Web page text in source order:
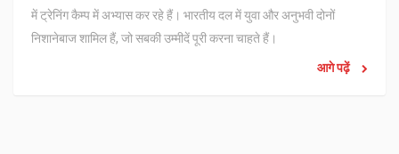
में ट्रेनिंग कैम्प में अभ्यास कर रहे हैं। भारतीय दल में युवा और अनुभवी दोनों
निशानेबाज शामिल हैं, जो सबकी उम्मीदें पूरी करना चाहते हैं।
आगे पढ़ें